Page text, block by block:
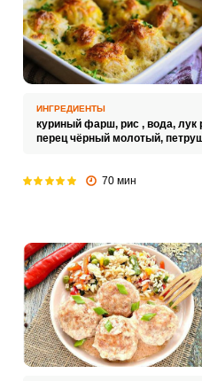
ИНГРЕДИЕНТЫ
куриный фарш, рис , вода, лук
перец чёрный молотый,
70 мин